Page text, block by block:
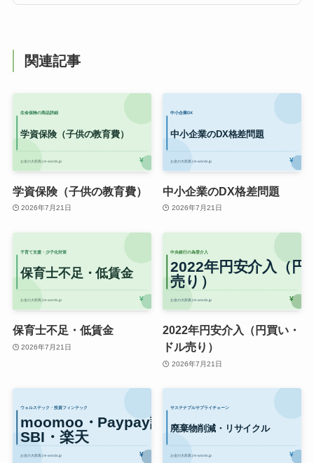
関連記事
学資保険（子供の教育費）
2026年7月21日
中小企業のDX格差問題
2026年7月21日
保育士不足・低賃金
2026年7月21日
2022年円安介入（円買い・
ドル売り）
2026年7月21日